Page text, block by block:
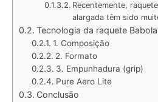
Recentemente,
alargada têm sido
Tecnologia da raquete
1. Composição
2. Formato
3. Empunhadura (grip)
Pure Aero Lite
Conclusão